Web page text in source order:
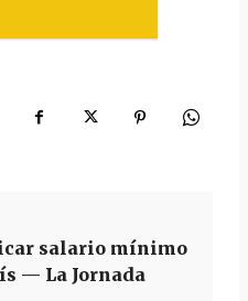
salario mínimo
— La Jornada